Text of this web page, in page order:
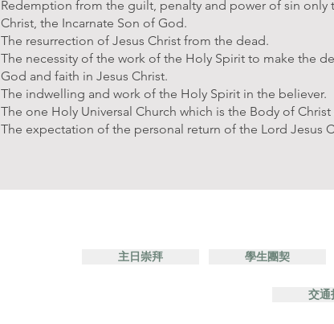
Redemption from the guilt, penalty and power of sin only
Christ, the Incarnate Son of God.
The resurrection of Jesus Christ from the dead.
The necessity of the work of the Holy Spirit to make the
God and faith in Jesus Christ.
The indwelling and work of the Holy Spirit in the believer.
The one Holy Universal Church which is the Body of
The expectation of the personal return of the Lord Jesus
主日崇拜 學生團契
交通